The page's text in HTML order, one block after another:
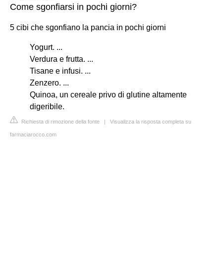
Come sgonfiarsi in pochi giorni?
5 cibi che sgonfiano la pancia in pochi giorni
Yogurt. ...
Verdura e frutta. ...
Tisane e infusi. ...
Zenzero. ...
Quinoa, un cereale privo di glutine altamente
digeribile.
Richiesta di rimozione della fonte | Visualizza la risposta completa su
farmaciarocco.com